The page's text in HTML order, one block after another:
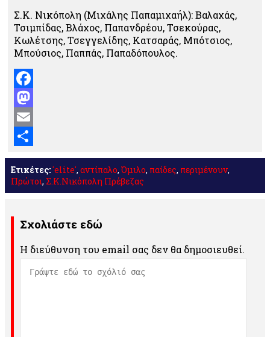
Σ.Κ. Νικόπολη (Μιχάλης Παπαμιχαήλ): Βαλαχάς,
Τσιμπίδας, Βλάχος, Παπανδρέου, Τσεκούρας,
Κωλέτσης, Τσεγγελίδης, Κατσαράς, Μπότσιος,
Μπούσιος, Παππάς, Παπαδόπουλος.
Facebook
Mastodon
Email
Μοιραστείτε
Ετικέτες:'elite', αντίπαλο, Όμιλο, παίδες, περιμένουν,
Πρώτοι, Σ.Κ.Νικόπολη Πρέβεζας
Σχολιάστε εδώ
Η διεύθυνση του email σας δεν θα δημοσιευθεί.